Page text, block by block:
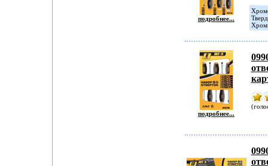
подробнее...
подробнее...